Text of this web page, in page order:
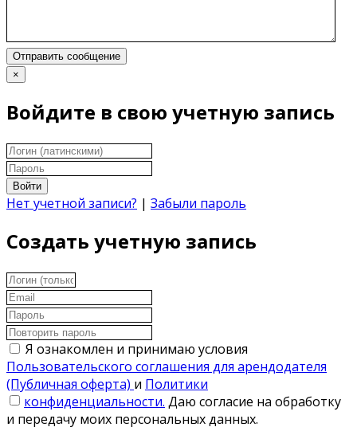
Отправить сообщение
×
Войдите в свою учетную запись
Войти
Нет учетной записи? | Забыли пароль
Создать учетную запись
Я ознакомлен и принимаю условия
Пользовательского соглашения для арендодателя
(Публичная оферта) и Политики
конфиденциальности. Даю согласие на обработку
и передачу моих персональных данных.